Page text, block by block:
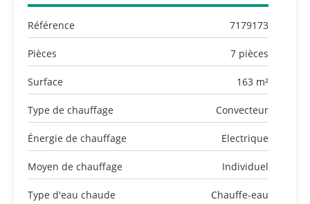
Référence 7179173
Pièces 7 pièces
Surface 163 m²
Type de chauffage Convecteur
Énergie de chauffage Electrique
Moyen de chauffage Individuel
Type d'eau chaude Chauffe-eau